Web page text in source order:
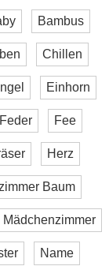
Bambus
Chillen
Einhorn
Feder Fee
Herz
Baum
Mädchenzimmer
Name